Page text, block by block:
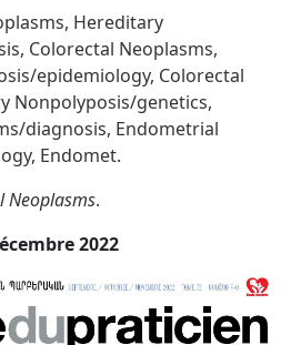
Hereditary
Colorectal Neoplasms,
epidemiology, Colorectal
Nonpolyposis/genetics,
diagnosis, Endometrial
Endomet.
Neoplasms.
2022